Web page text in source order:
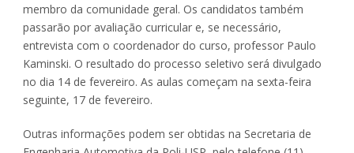
membro da comunidade geral. Os candidatos também
passarão por avaliação curricular e, se necessário,
entrevista com o coordenador do curso, professor Paulo
Kaminski. O resultado do processo seletivo será divulgado
no dia 14 de fevereiro. As aulas começam na sexta-feira
seguinte, 17 de fevereiro.
Outras informações podem ser obtidas na Secretaria de